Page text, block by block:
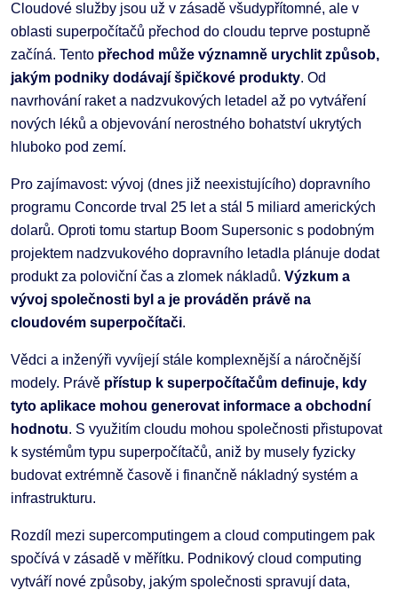
Cloudové služby jsou už v zásadě všudypřítomné, ale v
oblasti superpočítačů přechod do cloudu teprve postupně
začíná. Tento přechod může významně urychlit způsob,
jakým podniky dodávají špičkové produkty. Od
navrhování raket a nadzvukových letadel až po vytváření
nových léků a objevování nerostného bohatství ukrytých
hluboko pod zemí.
Pro zajímavost: vývoj (dnes již neexistujícího) dopravního
programu Concorde trval 25 let a stál 5 miliard amerických
dolarů. Oproti tomu startup Boom Supersonic s podobným
projektem nadzvukového dopravního letadla plánuje dodat
produkt za poloviční čas a zlomek nákladů. Výzkum a
vývoj společnosti byl a je prováděn právě na
cloudovém superpočítači.
Vědci a inženýři vyvíjejí stále komplexnější a náročnější
modely. Právě přístup k superpočítačům definuje, kdy
tyto aplikace mohou generovat informace a obchodní
hodnotu. S využitím cloudu mohou společnosti přistupovat
k systémům typu superpočítačů, aniž by musely fyzicky
budovat extrémně časově i finančně nákladný systém a
infrastrukturu.
Rozdíl mezi supercomputingem a cloud computingem pak
spočívá v zásadě v měřítku. Podnikový cloud computing
vytváří nové způsoby, jakým společnosti spravují data,